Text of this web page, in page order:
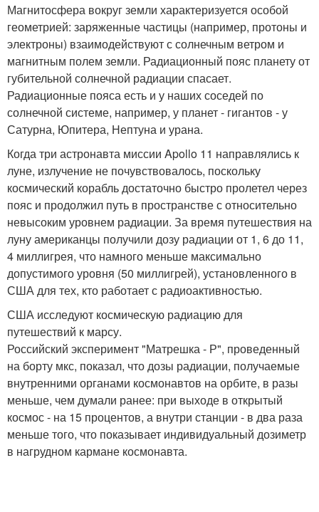
Магнитосфера вокруг земли характеризуется особой
геометрией: заряженные частицы (например, протоны и
электроны) взаимодействуют с солнечным ветром и
магнитным полем земли. Радиационный пояс планету от
губительной солнечной радиации спасает.
Радиационные пояса есть и у наших соседей по
солнечной системе, например, у планет - гигантов - у
Сатурна, Юпитера, Нептуна и урана.
Когда три астронавта миссии Apollo 11 направлялись к
луне, излучение не почувствовалось, поскольку
космический корабль достаточно быстро пролетел через
пояс и продолжил путь в пространстве с относительно
невысоким уровнем радиации. За время путешествия на
луну американцы получили дозу радиации от 1, 6 до 11,
4 миллигрея, что намного меньше максимально
допустимого уровня (50 миллигрей), установленного в
США для тех, кто работает с радиоактивностью.
США исследуют космическую радиацию для
путешествий к марсу.
Российский эксперимент "Матрешка - Р", проведенный
на борту мкс, показал, что дозы радиации, получаемые
внутренними органами космонавтов на орбите, в разы
меньше, чем думали ранее: при выходе в открытый
космос - на 15 процентов, а внутри станции - в два раза
меньше того, что показывает индивидуальный дозиметр
в нагрудном кармане космонавта.